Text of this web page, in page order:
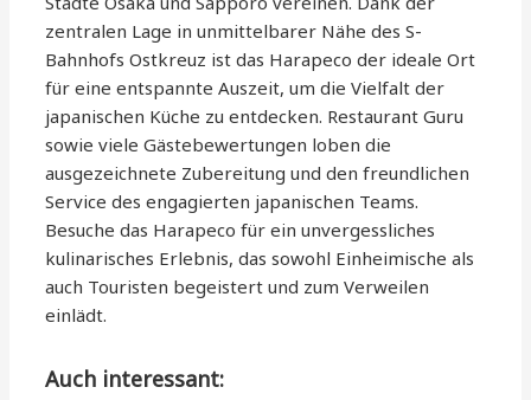
zentralen Lage in unmittelbarer Nähe des S-
Bahnhofs Ostkreuz ist das Harapeco der ideale Ort
für eine entspannte Auszeit, um die Vielfalt der
japanischen Küche zu entdecken. Restaurant Guru
sowie viele Gästebewertungen loben die
ausgezeichnete Zubereitung und den freundlichen
Service des engagierten japanischen Teams.
Besuche das Harapeco für ein unvergessliches
kulinarisches Erlebnis, das sowohl Einheimische als
auch Touristen begeistert und zum Verweilen
einlädt.
Auch interessant: